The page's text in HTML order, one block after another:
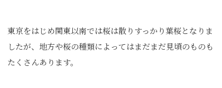
東京をはじめ関東以南では桜は散りすっかり葉桜となりま
したが、地方や桜の種類によってはまだまだ見頃のものも
たくさんあります。